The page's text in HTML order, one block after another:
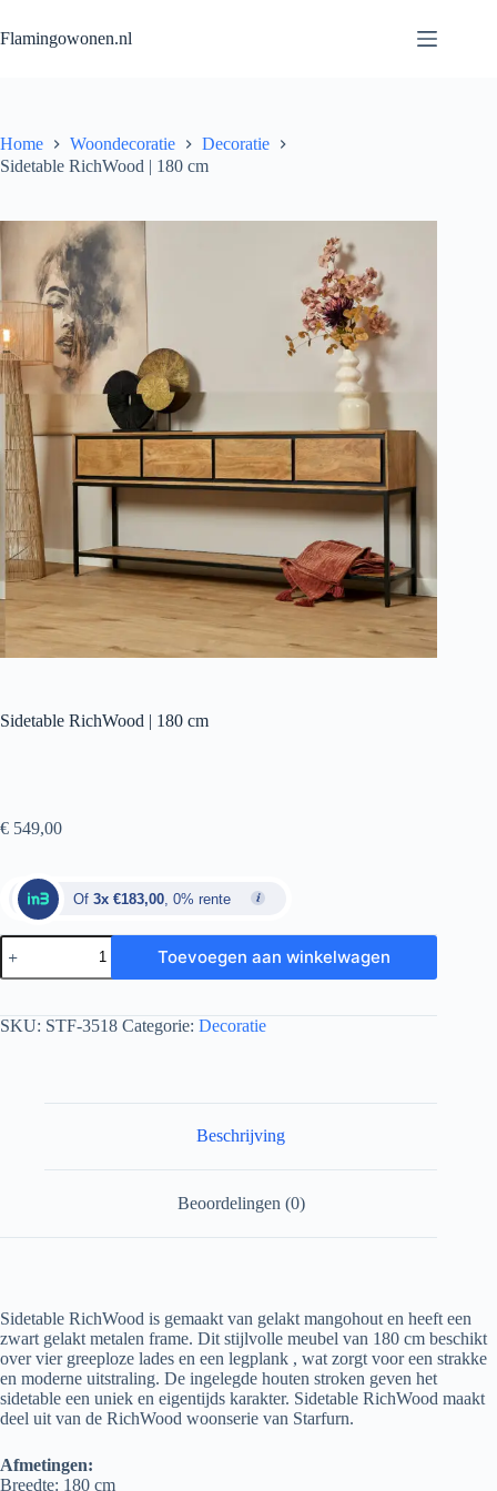
Flamingowonen.nl
Home Woondecoratie
Decoratie
Sidetable RichWood | 180 cm
Sidetable RichWood | 180 cm
€ 549,00
Of 3x €183,00 , 0% rente
Toevoegen aan winkelwagen
SKU: STF-3518 Categorie: Decoratie
Beschrijving
Beoordelingen (0)
Sidetable RichWood is gemaakt van gelakt mangohout en heeft een
zwart gelakt metalen frame. Dit stijlvolle meubel van 180 cm beschikt
over vier greeploze lades en een legplank , wat zorgt voor een strakke
en moderne uitstraling. De ingelegde houten stroken geven het
sidetable een uniek en eigentijds karakter. Sidetable RichWood maakt
deel uit van de RichWood woonserie van Starfurn.
Afmetingen:
Breedte: 180 cm